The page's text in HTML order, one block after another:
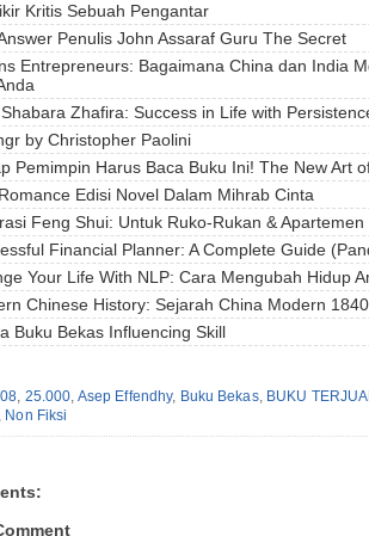
Kritis Sebuah Pengantar
Penulis John Assaraf Guru The Secret
Entrepreneurs: Bagaimana China dan India
Zhafira: Success in Life with
by Christopher Paolini
Pemimpin Harus Baca Buku Ini! The New Art
Edisi Novel Dalam Mihrab Cinta
Feng Shui: Untuk Ruko-Rukan & Apartemen
Financial Planner: A Complete Guide
Your Life With NLP: Cara Mengubah Hidup
Chinese History: Sejarah China Modern
Buku Bekas Influencing Skill
, 25.000, Asep Effendhy, Buku Bekas, BUKU
, Non Fiksi